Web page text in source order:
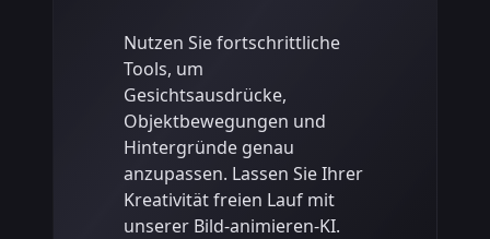
Nutzen Sie fortschrittliche
Tools, um
Gesichtsausdrücke,
Objektbewegungen und
Hintergründe genau
anzupassen. Lassen Sie Ihrer
Kreativität freien Lauf mit
unserer Bild-animieren-KI.